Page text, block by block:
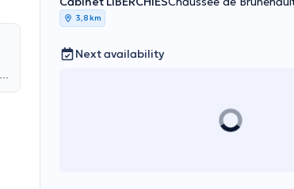
3,8 km
Next availability